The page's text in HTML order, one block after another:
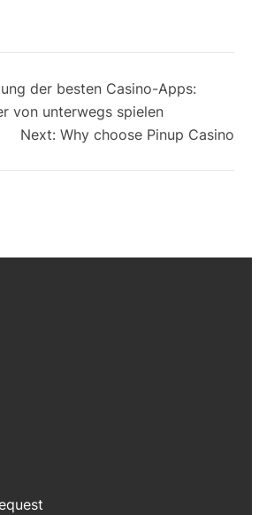
der besten Casino-Apps:
von unterwegs spielen
Next: Why choose Pinup Casino